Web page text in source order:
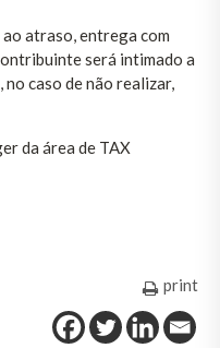
atraso, entrega com
será intimado a
caso de não realizar,
da área de TAX
print